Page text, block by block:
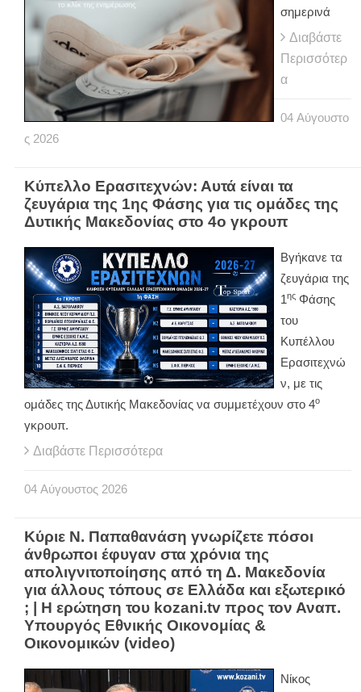
σημερινά
Διαβάστε
Περισσότερ
α
04 Αύγουστο
ς 2026
Κύπελλο Ερασιτεχνών: Αυτά είναι τα
ζευγάρια της 1ης Φάσης για τις ομάδες της
Δυτικής Μακεδονίας στο 4ο γκρουπ
Βγήκανε τα
ζευγάρια της
1ης Φάσης
του
Κυπέλλου
Ερασιτεχνώ
ν, με τις
ομάδες της Δυτικής Μακεδονίας να συμμετέχουν στο 4ο
γκρουπ.
Διαβάστε Περισσότερα
04 Αύγουστος 2026
Κύριε Ν. Παπαθανάση γνωρίζετε πόσοι
άνθρωποι έφυγαν στα χρόνια της
απολιγνιτοποίησης από τη Δ. Μακεδονία
για άλλους τόπους σε Ελλάδα και εξωτερικό
; | Η ερώτηση του kozani.tv προς τον Αναπ.
Υπουργός Εθνικής Οικονομίας &
Οικονομικών (video)
Νίκος